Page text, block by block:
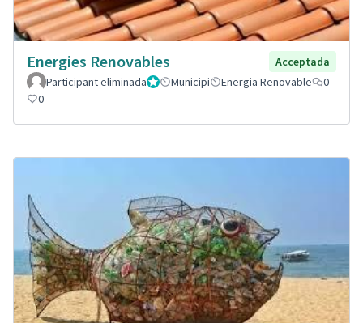
Energies Renovables
Acceptada
Participant eliminadaAdministrador
Municipi Energia Renovable
0
0